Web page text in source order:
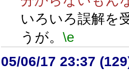
いろいろ誤解を
うが。 \e
05/06/17 23:37